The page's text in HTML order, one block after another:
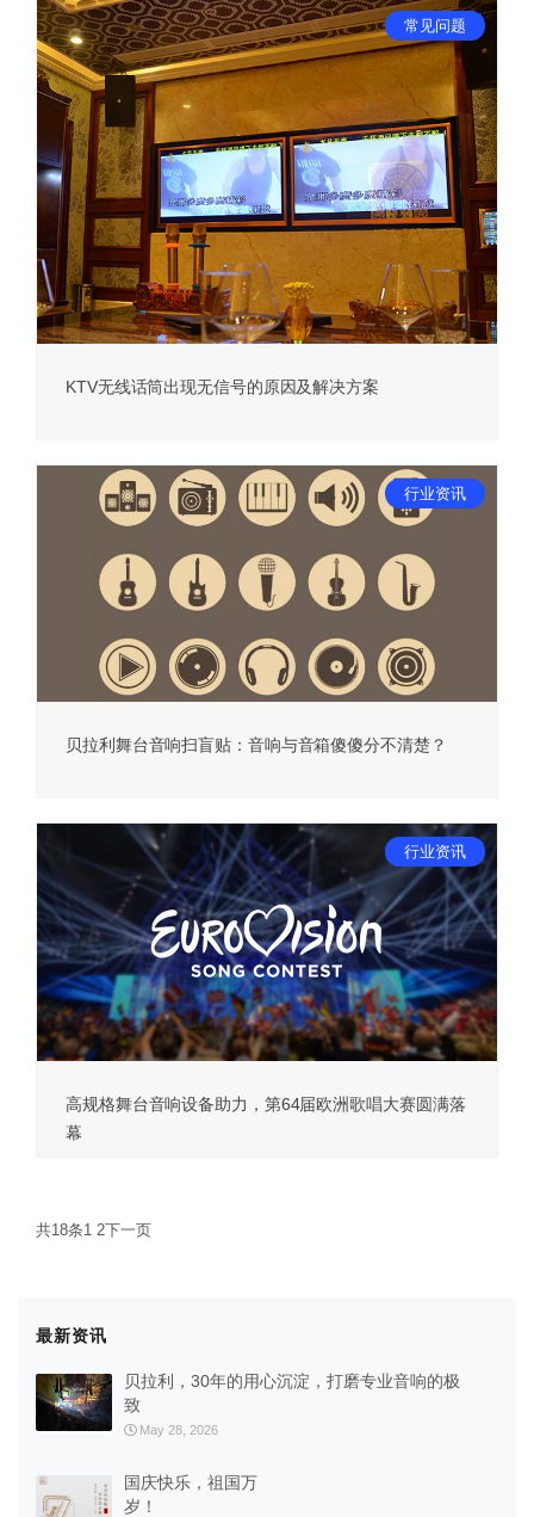
常见问题
KTV无线话筒出现无信号的原因及解决方案
行业资讯
贝拉利舞台音响扫盲贴：音响与音箱傻傻分不清楚？
行业资讯
高规格舞台音响设备助力，第64届欧洲歌唱大赛圆满落
幕
共18条1 2下一页
最新资讯
贝拉利，30年的用心沉淀，打磨专业音响的极
致
May 28, 2026
国庆快乐，祖国万
岁！